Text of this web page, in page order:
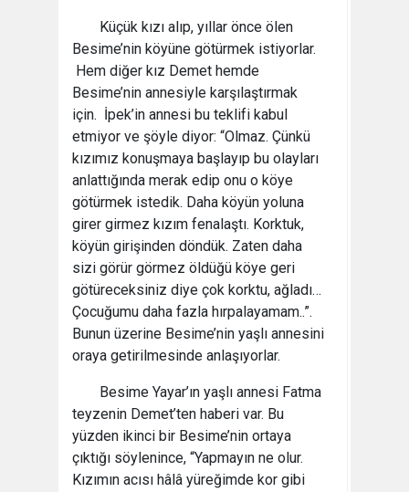
Küçük kızı alıp, yıllar önce ölen
Besime’nin köyüne götürmek istiyorlar.
Hem diğer kız Demet hemde
Besime’nin annesiyle karşılaştırmak
için. İpek’in annesi bu teklifi kabul
etmiyor ve şöyle diyor: “Olmaz. Çünkü
kızımız konuşmaya başlayıp bu olayları
anlattığında merak edip onu o köye
götürmek istedik. Daha köyün yoluna
girer girmez kızım fenalaştı. Korktuk,
köyün girişinden döndük. Zaten daha
sizi görür görmez öldüğü köye geri
götüreceksiniz diye çok korktu, ağladı…
Çocuğumu daha fazla hırpalayamam..”.
Bunun üzerine Besime’nin yaşlı annesini
oraya getirilmesinde anlaşıyorlar.
Besime Yayar’ın yaşlı annesi Fatma
teyzenin Demet’ten haberi var. Bu
yüzden ikinci bir Besime’nin ortaya
çıktığı söylenince, “Yapmayın ne olur.
Kızımın acısı hâlâ yüreğimde kor gibi